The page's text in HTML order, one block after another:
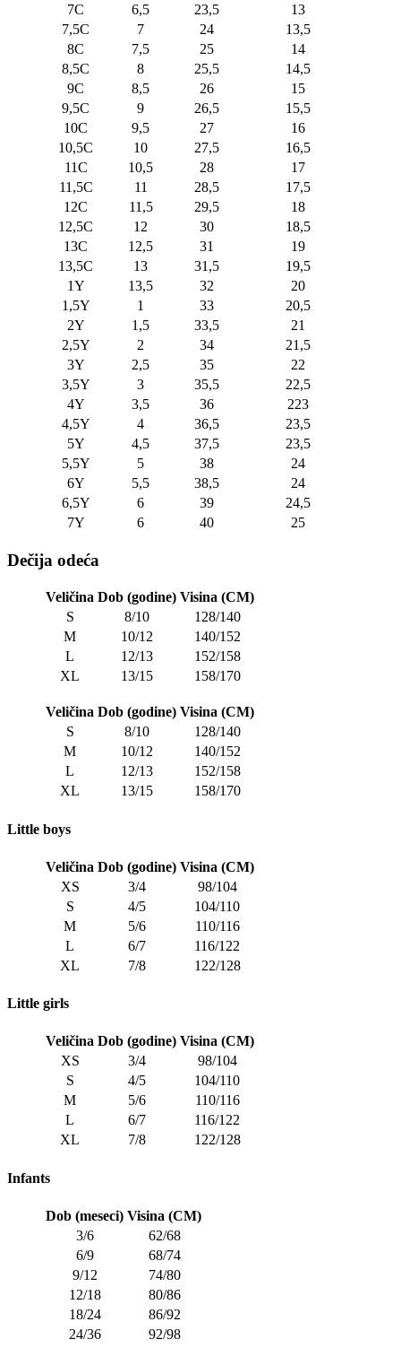
7C
6,5 23,5
13
7,5C
7 24
13,5
8C
7,5 25
14
8,5C
8 25,5
14,5
9C
8,5 26
15
9,5C
9 26,5
15,5
10C
9,5 27
16
10,5C
10 27,5
16,5
11C
10,5 28
17
11,5C
11 28,5
17,5
12C
11,5 29,5
18
12,5C
12 30
18,5
13C
12,5 31
19
13,5C
13 31,5
19,5
1Y
13,5 32
20
1,5Y
1 33
20,5
2Y
1,5 33,5
21
2,5Y
2 34
21,5
3Y
2,5 35
22
3,5Y
3 35,5
22,5
4Y
3,5 36
223
4,5Y
4 36,5
23,5
5Y
4,5 37,5
23,5
5,5Y
5 38
24
6Y
5,5 38,5
24
6,5Y
6 39
24,5
7Y
6 40 25
Dečija odeća
Veličina Dob (godine) Visina (CM)
S
8/10
128/140
M
10/12
140/152
L
12/13
152/158
XL
13/15 158/170
Veličina Dob (godine) Visina (CM)
S
8/10
128/140
M
10/12
140/152
L
12/13
152/158
XL
13/15 158/170
Little boys
Veličina Dob (godine) Visina (CM)
XS
3/4
98/104
S
4/5
104/110
M
5/6
110/116
L
6/7
116/122
XL
7/8 122/128
Little girls
Veličina Dob (godine) Visina (CM)
XS
3/4
98/104
S
4/5
104/110
M
5/6
110/116
L
6/7
116/122
XL
7/8 122/128
Infants
Dob (meseci) Visina (CM)
3/6
62/68
6/9
68/74
9/12
74/80
12/18
80/86
18/24
86/92
24/36
92/98